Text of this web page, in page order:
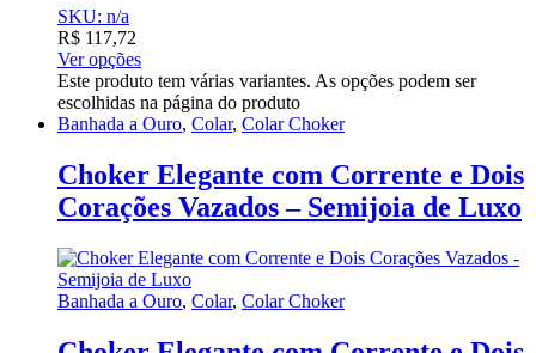
SKU: n/a
R$ 117,72
Ver opções
Este produto tem várias variantes. As opções podem ser
escolhidas na página do produto
Banhada a Ouro, Colar, Colar Choker
Choker Elegante com Corrente e Dois
Corações Vazados – Semijoia de Luxo
Banhada a Ouro, Colar, Colar Choker